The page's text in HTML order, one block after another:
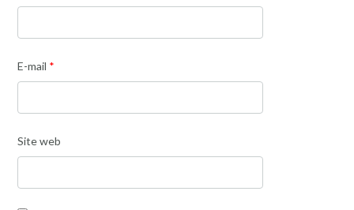
E-mail *
Site web